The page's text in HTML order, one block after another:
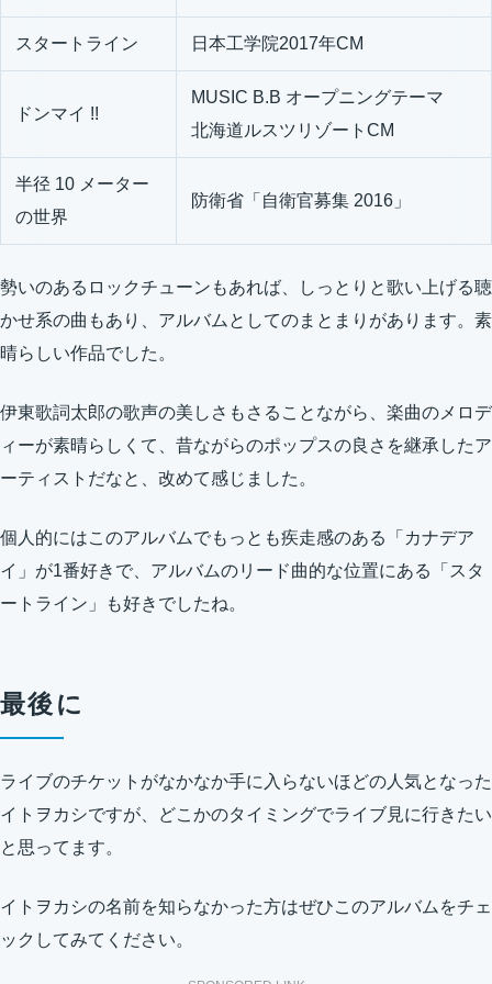
スタートライン 日本工学院2017年CM
ドンマイ !!
MUSIC B.B オープニングテーマ
北海道ルスツリゾートCM
半径 10 メーター
の世界
防衛省「自衛官募集 2016」
勢いのあるロックチューンもあれば、しっとりと歌い上げる聴
かせ系の曲もあり、アルバムとしてのまとまりがあります。素
晴らしい作品でした。
伊東歌詞太郎の歌声の美しさもさることながら、楽曲のメロデ
ィーが素晴らしくて、昔ながらのポップスの良さを継承したア
ーティストだなと、改めて感じました。
個人的にはこのアルバムでもっとも疾走感のある「カナデア
イ」が1番好きで、アルバムのリード曲的な位置にある「スタ
ートライン」も好きでしたね。
最後に
ライブのチケットがなかなか手に入らないほどの人気となった
イトヲカシですが、どこかのタイミングでライブ見に行きたい
と思ってます。
イトヲカシの名前を知らなかった方はぜひこのアルバムをチェ
ックしてみてください。